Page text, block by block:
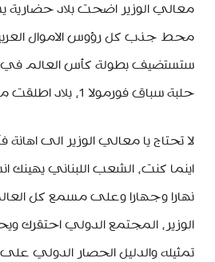
معالي الوزير اضحت بلاد حضارية
محط جذب كل رؤوس الاموال العربية
ستستضيف بطولة كأس العالم في
حلبة سباق فورمولا 1، بلاد اطلقت مسبار الى المريخ.
لا تحتاج يا معالي الوزير الى اهانة
اينما كنت، الشعب اللبناني يهينك
نهارا وجهارا وعلى مسمع كل
الوزير، المجتمع الدولي احتقرك
تمثيله والدليل الحصار الدولي